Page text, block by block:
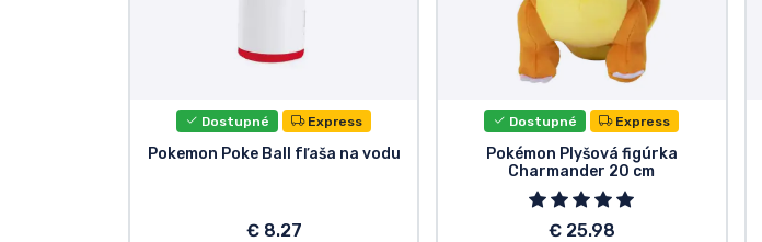
Dostupné Express
Pokemon Poke Ball fľaša na vodu
€ 8.27
Dostupné Express
Pokémon Plyšová figúrka
Charmander 20 cm
€ 25.98